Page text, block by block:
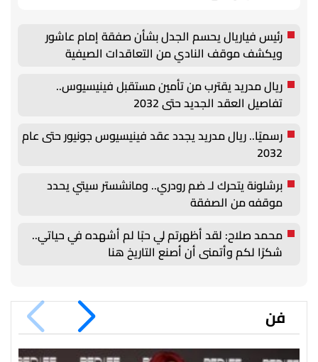
رئيس فياريال يحسم الجدل بشأن صفقة إمام عاشور
ويكشف موقف النادي من التعاقدات الصيفية
ريال مدريد يقترب من تأمين مستقبل فينيسيوس..
تفاصيل العقد الجديد حتى 2032
رسميًا.. ريال مدريد يجدد عقد فينيسيوس جونيور حتى عام
2032
برشلونة يتحرك لـ ضم رودري.. ومانشستر سيتي يحدد
موقفه من الصفقة
محمد صلاح: لقد أظهرتم لي حبًا لم أشهده في حياتي..
شكرًا لكم وأتمنى أن أصنع التاريخ هنا
فن